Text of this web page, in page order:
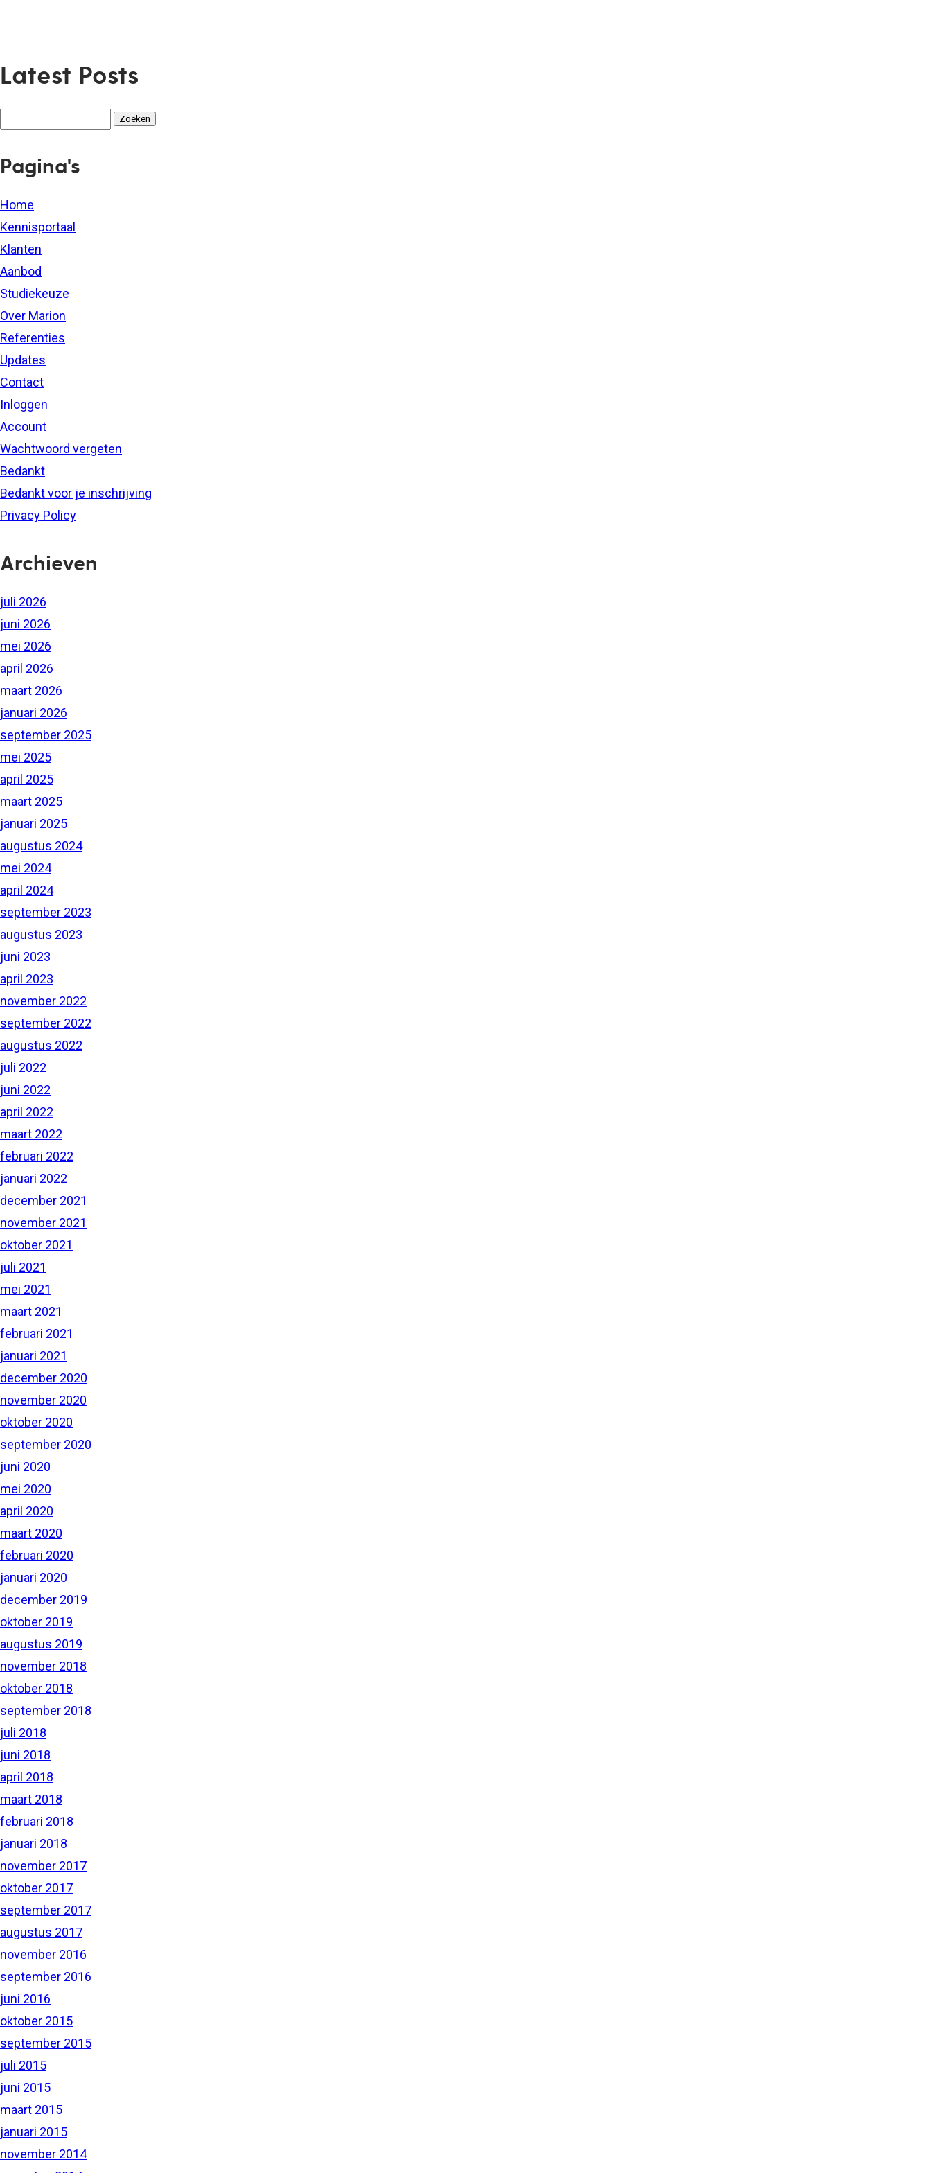
Latest Posts
Pagina's
Home
Kennisportaal
Klanten
Aanbod
Studiekeuze
Over Marion
Referenties
Updates
Contact
Inloggen
Account
Wachtwoord vergeten
Bedankt
Bedankt voor je inschrijving
Privacy Policy
Archieven
juli 2026
juni 2026
mei 2026
april 2026
maart 2026
januari 2026
september 2025
mei 2025
april 2025
maart 2025
januari 2025
augustus 2024
mei 2024
april 2024
september 2023
augustus 2023
juni 2023
april 2023
november 2022
september 2022
augustus 2022
juli 2022
juni 2022
april 2022
maart 2022
februari 2022
januari 2022
december 2021
november 2021
oktober 2021
juli 2021
mei 2021
maart 2021
februari 2021
januari 2021
december 2020
november 2020
oktober 2020
september 2020
juni 2020
mei 2020
april 2020
maart 2020
februari 2020
januari 2020
december 2019
oktober 2019
augustus 2019
november 2018
oktober 2018
september 2018
juli 2018
juni 2018
april 2018
maart 2018
februari 2018
januari 2018
november 2017
oktober 2017
september 2017
augustus 2017
november 2016
september 2016
juni 2016
oktober 2015
september 2015
juli 2015
juni 2015
maart 2015
januari 2015
november 2014